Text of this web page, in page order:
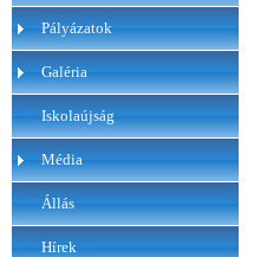
Pályázatok
Galéria
Iskolaújság
Média
Állás
Hírek